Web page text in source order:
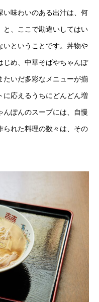
い味わいのある出汁は、何
と、ここで勘違いしてはい
いということです。丼物や
じめ、中華そばやちゃんぽ
たいだ多彩なメニューが揃
に応えるうちにどんどん増
んぽんのスープには、自慢
られた料理の数々は、その